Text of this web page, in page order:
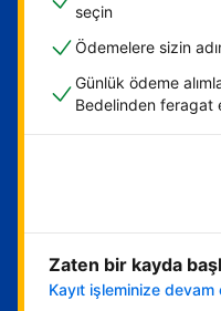
seçin
Ödemelere sizin
Günlük ödeme
Bedelinden feragat
Zaten bir kayda
Kayıt işleminize devam